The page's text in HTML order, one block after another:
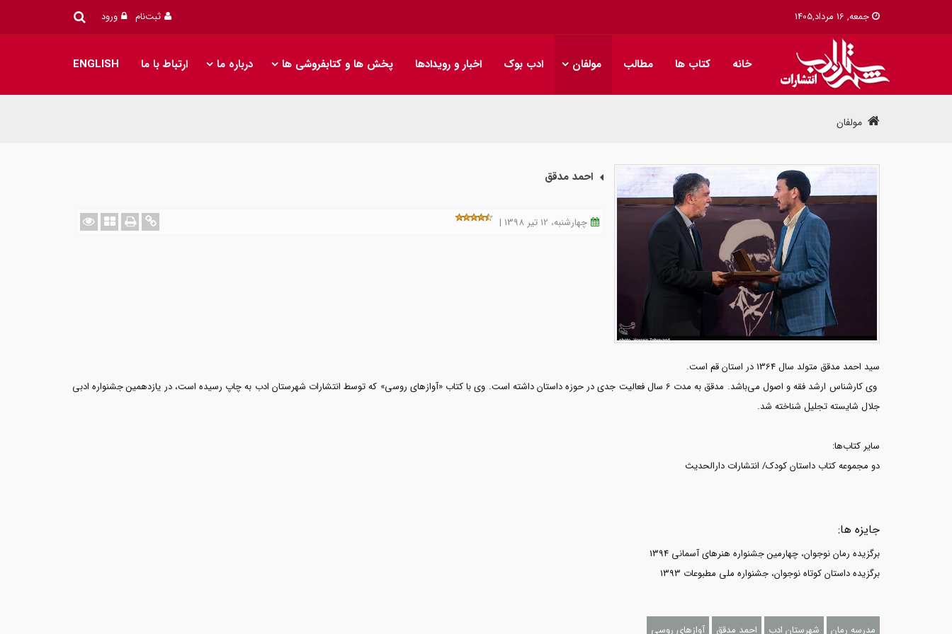
جمعه, 16 مرداد,1405 ثبت‌نام ورود
خانه کتاب ها مطالب مولفان ادب بوک اخبار و رویدادها پخش ها و کتابفروشی ها درباره ما ارتباط با ما ENGLISH
مولفان
احمد مدقق
چهارشنبه، 12 تیر 1398 |
سید احمد مدقق متولد سال 1364 در استان قم است.
وی کارشناس ارشد فقه و اصول می‌باشد. مدقق به مدت 6 سال فعاليت جدی در حوزه داستان داشته است. وی با کتاب «آوازهای روسی» که توسط انتشارات شهرستان ادب به چاپ رسیده است، در یازدهمین جشنواره ادبی
جلال شایسته تجلیل شناخته شد.
سایر کتاب‌ها:
دو مجموعه کتاب داستان کودک/ انتشارات دارالحدیث
جایزه ها:
برگزیده رمان نوجوان، چهارمین جشنواره هنرهای آسمانی 1394
برگزیده داستان کوتاه نوجوان، جشنواره ملی مطبوعات 1393
مدرسه رمان شهرستان ادب احمد مدقق آوازهای روسی